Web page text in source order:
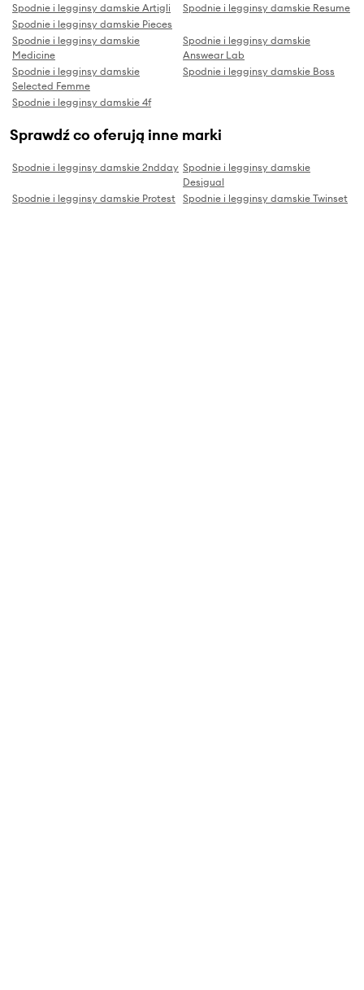
Spodnie i legginsy damskie Artigli
Spodnie i legginsy damskie Resume
Spodnie i legginsy damskie Pieces
Spodnie i legginsy damskie
Medicine
Spodnie i legginsy damskie
Answear Lab
Spodnie i legginsy damskie
Selected Femme
Spodnie i legginsy damskie Boss
Spodnie i legginsy damskie 4f
Sprawdź co oferują inne marki
Spodnie i legginsy damskie 2ndday Spodnie i legginsy damskie
Desigual
Spodnie i legginsy damskie Protest Spodnie i legginsy damskie Twinset